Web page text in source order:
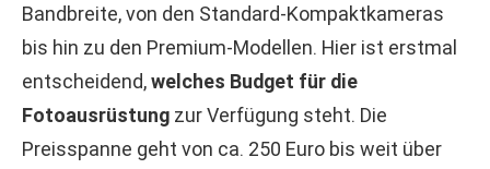
Bandbreite, von den Standard-Kompaktkameras
bis hin zu den Premium-Modellen. Hier ist erstmal
entscheidend,welches Budget für die
Fotoausrüstung zur Verfügung steht. Die
Preisspanne geht von ca. 250 Euro bis weit über